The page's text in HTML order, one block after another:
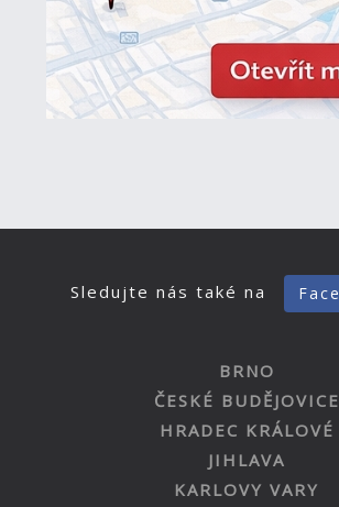
Sledujte nás také na
BRNO
ČESKÉ BUDĚJOVICE
HRADEC KRÁLOVÉ
JIHLAVA
KARLOVY VARY